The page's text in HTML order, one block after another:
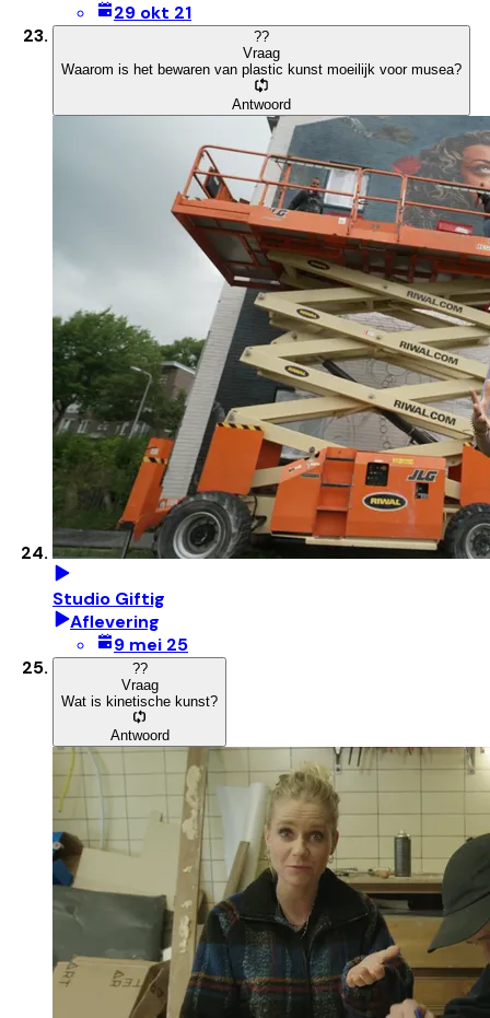
29 okt 21
??
Vraag
Waarom is het bewaren van plastic kunst moeilijk voor musea?
Antwoord
Studio Giftig
Aflevering
9 mei 25
??
Vraag
Wat is kinetische kunst?
Antwoord